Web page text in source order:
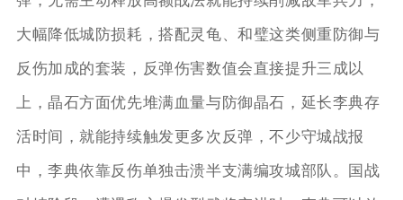
大幅降低城防损耗，搭配灵龟、和璧这类侧重防御与
反伤加成的套装，反弹伤害数值会直接提升三成以
上，晶石方面优先堆满血量与防御晶石，延长李典存
活时间，就能持续触发更多次反弹，不少守城战报
中，李典依靠反伤单独击溃半支满编攻城部队。国战